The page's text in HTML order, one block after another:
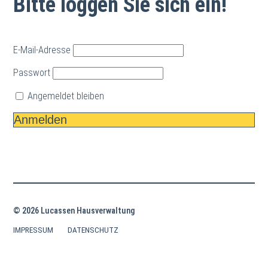
E-Mail-Adresse
Passwort
Angemeldet bleiben
© 2026 Lucassen Hausverwaltung
IMPRESSUM DATENSCHUTZ